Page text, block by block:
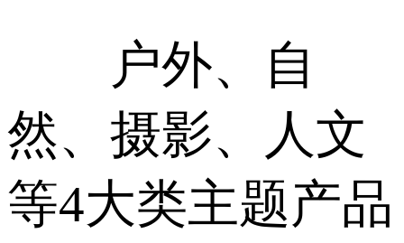
户外、自
然、摄影、人文
等4大类主题产品